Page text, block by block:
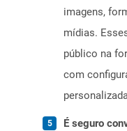
imagens,
mídias.
público na
com
É seguro